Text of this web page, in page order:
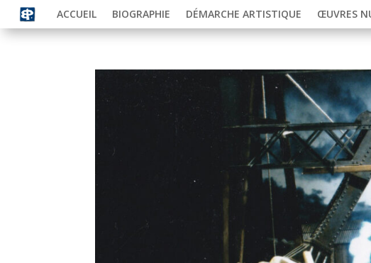
ACCUEIL BIOGRAPHIE DÉMARCHE ARTISTIQUE ŒUVRES